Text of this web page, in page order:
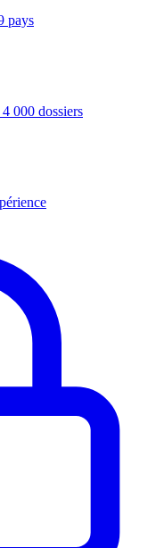
pays
000 dossiers